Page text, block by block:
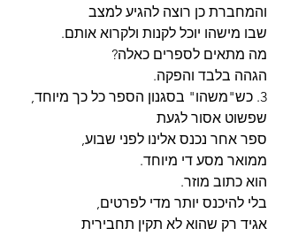
והמחברת כן רוצה להגיע למצב
שבו מישהו יוכל לקנות ולקרוא אותם.
מה מתאים לספרים כאלה?
הגהה בלבד והפקה.
3. כש"משהו" בסגנון הספר כל כך מיוחד,
שפשוט אסור לגעת
ספר אחר נכנס אלינו לפני שבוע,
ממואר מסע די מיוחד.
הוא כתוב מוזר.
בלי להיכנס יותר מדי לפרטים,
אגיד רק שהוא לא תקין תחבירית